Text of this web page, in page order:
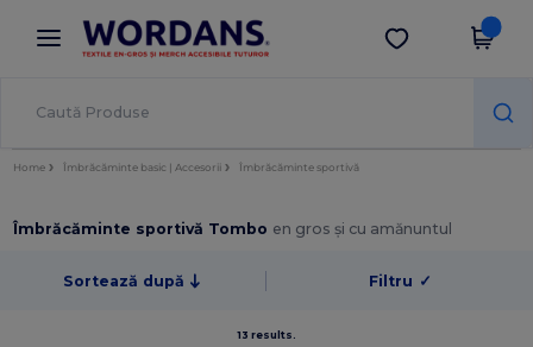
× Aplicația Wordans
Prețuri mai bune în aplicație!
Descarcă app
Home Îmbrăcăminte basic | Accesorii Îmbrăcăminte sportivă
Îmbrăcăminte sportivă Tombo en gros și cu amănuntul
Sortează după Filtru ✓
13 results.